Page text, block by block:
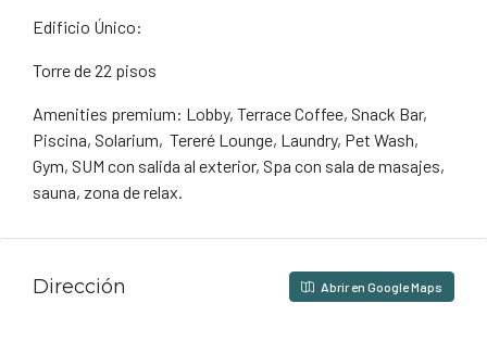
Edificio Único:
Torre de 22 pisos
Amenities premium: Lobby, Terrace Coffee, Snack Bar,
Piscina, Solarium, Tereré Lounge, Laundry, Pet Wash,
Gym, SUM con salida al exterior, Spa con sala de masajes,
sauna, zona de relax.
Dirección Abrir en Google Maps